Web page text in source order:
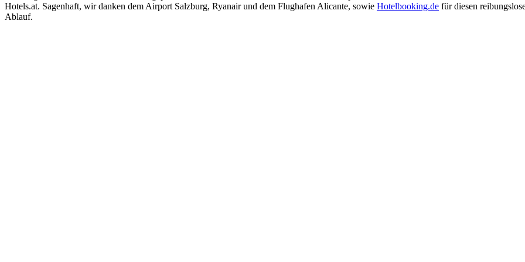
Hotels.at. Sagenhaft, wir danken dem Airport Salzburg, Ryanair und dem Flughafen Alicante, sowie Hotelbooking.de für diesen
Ablauf.